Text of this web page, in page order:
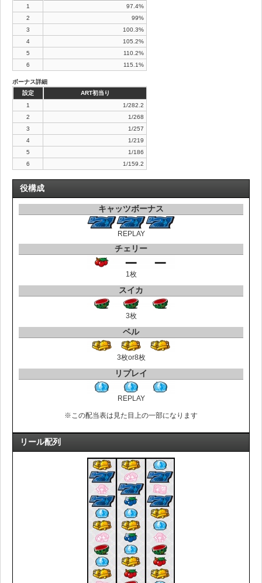
1
97.4%
2
99%
3
100.3%
4
105.2%
5
110.2%
6
115.1%
ボーナス詳細
設定
ART初当り
1
1/282.2
2
1/268
3
1/257
4
1/219
5
1/186
6
1/159.2
役構成
キャッツボーナス
REPLAY
チェリー
1枚
スイカ
3枚
ベル
3枚or8枚
リプレイ
REPLAY
※この配当表は見た目上の一部になります
リール配列